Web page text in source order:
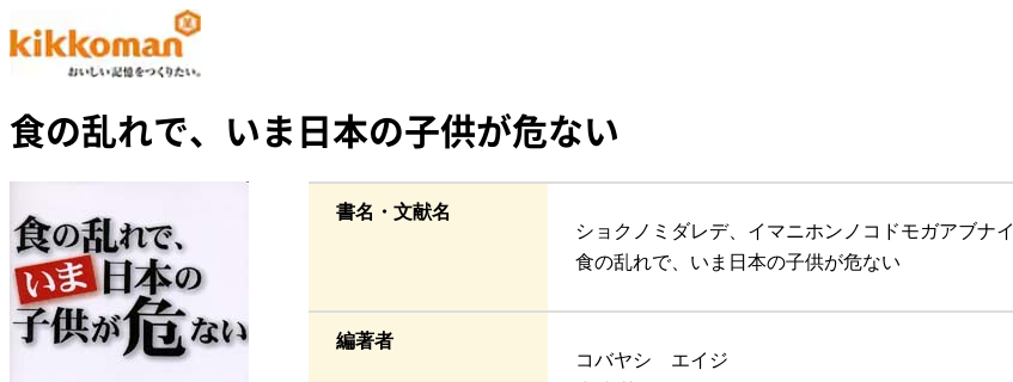
食の乱れで、いま日本の子供が危ない
書名・文献名
ショクノミダレデ、イマニホンノコドモガアブナイ
食の乱れで、いま日本の子供が危ない
編著者
コバヤシ エイジ